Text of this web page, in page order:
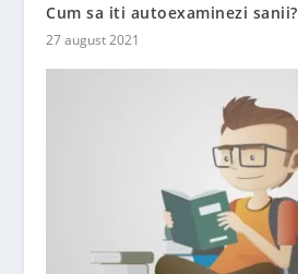
Cum sa iti autoexaminezi sanii?
27 august 2021